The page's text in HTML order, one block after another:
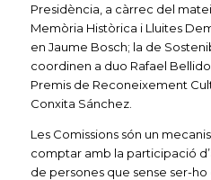
Presidència, a càrrec del
Memòria Històrica i Lluites
en Jaume Bosch; la de
coordinen a duo Rafael
Premis de Reconeixement
Conxita Sánchez.
Les Comissions són un
comptar amb la participació
de persones que sense ser-